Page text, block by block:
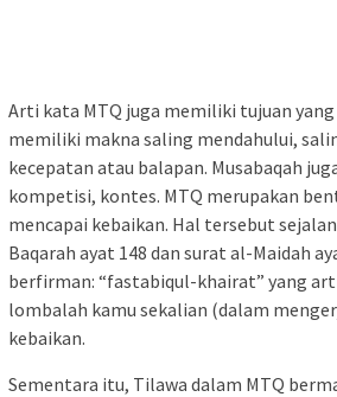
Arti kata MTQ juga memiliki tujuan yang
memiliki makna saling mendahului,
kecepatan atau balapan. Musabaqah
kompetisi, kontes. MTQ merupakan
mencapai kebaikan. Hal tersebut
Baqarah ayat 148 dan surat al-Maidah
berfirman: “fastabiqul-khairat” yang
lombalah kamu sekalian (dalam
kebaikan.
Sementara itu, Tilawa dalam MTQ